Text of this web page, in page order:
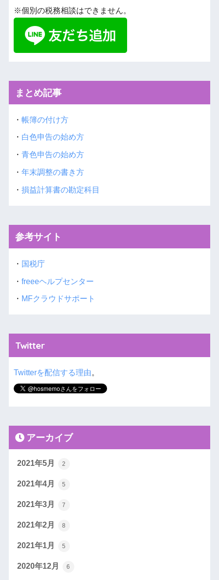
※個別の税務相談はできません。
まとめ記事
・ 帳簿の付け方
・ 白色申告の始め方
・ 青色申告の始め方
・ 年末調整の書き方
・ 損益計算書の勘定科目
参考サイト
・ 国税庁
・ freeeヘルプセンター
・ MFクラウドサポート
Twitter
Twitterを配信する理由。
アーカイブ
2021年5月 2
2021年4月 5
2021年3月 7
2021年2月 8
2021年1月 5
2020年12月 6